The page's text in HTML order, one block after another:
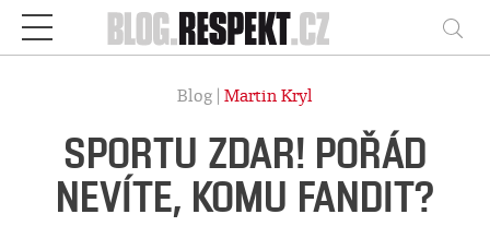
Respekt
Blog | Martin Kryl
SPORTU ZDAR! POŘÁD
NEVÍTE, KOMU FANDIT?